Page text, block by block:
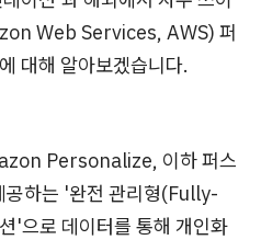
Web Services, AWS) 퍼
대해 알아보겠습니다.
Personalize, 이하 퍼스
공하는 '완전 관리형(Fully-
'으로 데이터를 통해 개인화